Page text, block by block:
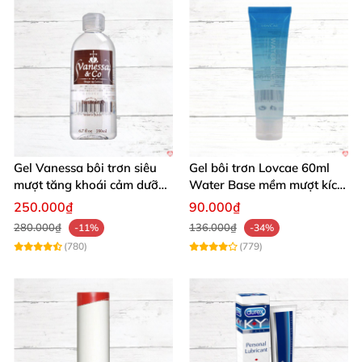
sống xanh sạch.
📋 Hướng Dẫn Sử Dụng Gel Bôi Trơn Intt
Đơn Giản Siêu Dễ
Chỉ cần lấy lượng gel trơn nước dừa
vừa đủ bôi lên
vùng kín, bao cao su hoặc đồ chơi tình dục. Lặp lại
nếu muốn duy trì độ trơn mịn hoàn hảo. Rửa sạch
nhanh chóng bằng nước ấm pha xà phòng – Không
cặn bẩn, không mùi khó chịu!
trơn tự nhiên từ dừa
để mọi trải nghiệm trở nên chân
thực và hứng khởi hơn bao giờ hết. Tự tin tận hưởng
từng giây phút!
Gel Vanessa bôi trơn siêu
mượt tăng khoái cảm dưỡng
ẩm 200ml
250.000₫
280.000₫
-11%
(780)
Gel bôi trơn Lovcae 60ml
Water Base mềm mượt kích
thích
90.000₫
136.000₫
-34%
(779)